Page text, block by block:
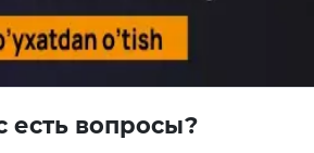
есть вопросы?